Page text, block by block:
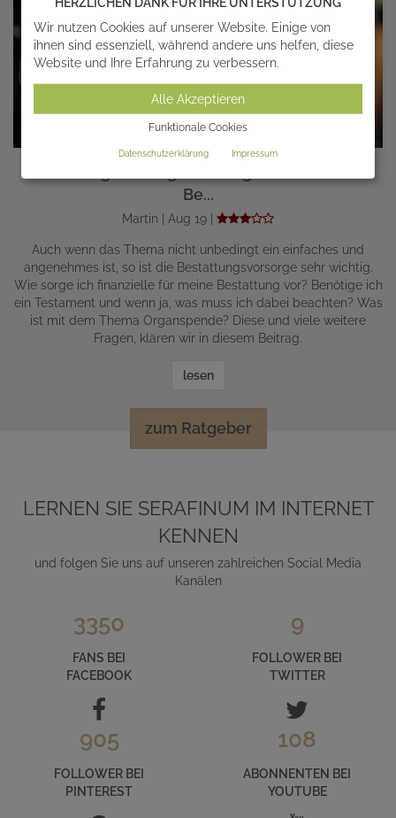
Be...
Martin | Aug 19 |
Auch wenn das Thema nicht unbedingt ein einfaches und
angenehmes ist, so ist die Bestattungsvorsorge sehr wichtig.
Wie sorge ich finanzielle für meine Bestattung vor? Benötige ich
ein Testament und wenn ja, was muss ich dabei beachten? Was
ist mit dem Thema Organspende? Diese und viele weitere
Fragen, klären wir in diesem Beitrag.
lesen
zum Ratgeber
LERNEN SIE SERAFINUM IM INTERNET
KENNEN
und folgen Sie uns auf unseren zahlreichen Social Media
Kanälen
3350
FANS BEI
FACEBOOK
9
FOLLOWER BEI
TWITTER
905
FOLLOWER BEI
PINTEREST
108
ABONNENTEN BEI
YOUTUBE
Wir nutzen Cookies auf unserer Website. Einige von
ihnen sind essenziell, während andere uns helfen, diese
Website und Ihre Erfahrung zu verbessern.
Alle Akzeptieren
Funktionale Cookies
Datenschutzerklärung Impressum